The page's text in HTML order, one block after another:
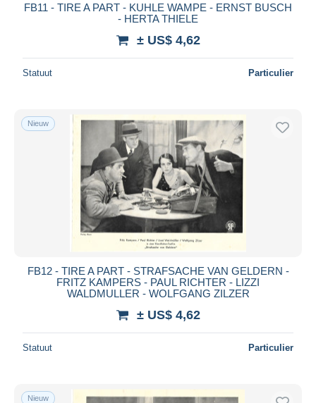
FB11 - TIRE A PART - KUHLE WAMPE - ERNST BUSCH
- HERTA THIELE
± US$ 4,62
Statuut Particulier
Nieuw
FB12 - TIRE A PART - STRAFSACHE VAN GELDERN -
FRITZ KAMPERS - PAUL RICHTER - LIZZI
WALDMULLER - WOLFGANG ZILZER
± US$ 4,62
Statuut Particulier
Nieuw